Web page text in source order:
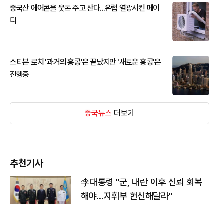
중국산 에어콘을 웃돈 주고 산다...유럽 열광시킨 메이
디
스티븐 로치 '과거의 홍콩'은 끝났지만 '새로운 홍콩'은
진행중
중국뉴스 더보기
추천기사
李대통령 "군, 내란 이후 신뢰 회복
해야…지휘부 헌신해달라"